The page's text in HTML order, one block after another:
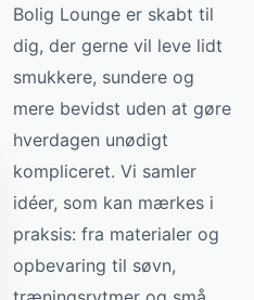
Bolig Lounge er skabt til
dig, der gerne vil leve lidt
smukkere, sundere og
mere bevidst uden at gøre
hverdagen unødigt
kompliceret. Vi samler
idéer, som kan mærkes i
praksis: fra materialer og
opbevaring til søvn,